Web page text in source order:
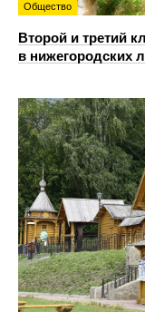
Общество
Второй и третий
в нижегородских